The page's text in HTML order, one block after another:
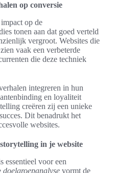
op conversie
op de
tonen aan dat goed verteld
vergroot. Websites die
vaak een verbeterde
die deze techniek
integreren in hun
en loyaliteit
creëren zij een unieke
Dit benadrukt het
websites.
in je website
essentieel voor een
doelgroepanalyse vormt de